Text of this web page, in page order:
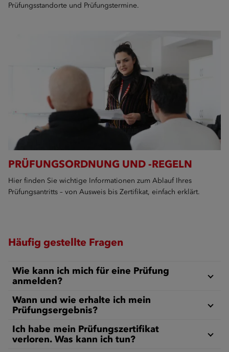
Prüfungsstandorte und Prüfungstermine.
PRÜFUNGSORDNUNG UND -REGELN
Hier finden Sie wichtige Informationen zum Ablauf Ihres
Prüfungsantritts – von Ausweis bis Zertifikat, einfach erklärt.
Häufig gestellte Fragen
Wie kann ich mich für eine Prüfung
anmelden?
Wann und wie erhalte ich mein
Prüfungsergebnis?
Ich habe mein Prüfungszertifikat
verloren. Was kann ich tun?